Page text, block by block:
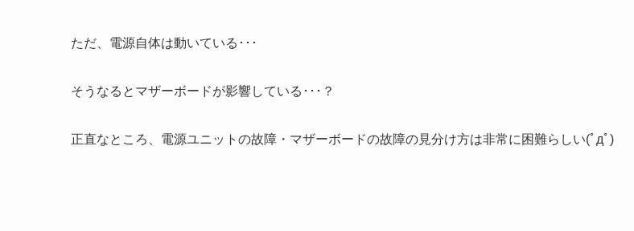
ただ、電源自体は動いている･･･
そうなるとマザーボードが影響している･･･？
正直なところ、電源ユニットの故障・マザーボードの故障の見分け方は非常に困難らしい(ﾟдﾟ)